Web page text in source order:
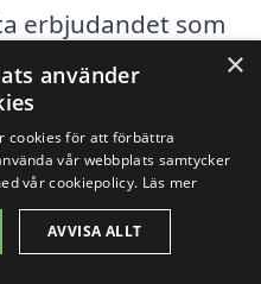
erbjudandet som
kan
men med rätt
processen bli
×
använder
cookies för att förbättra
vår webbplats samtycker
vår cookiepolicy. Läs mer
AVVISA ALLT